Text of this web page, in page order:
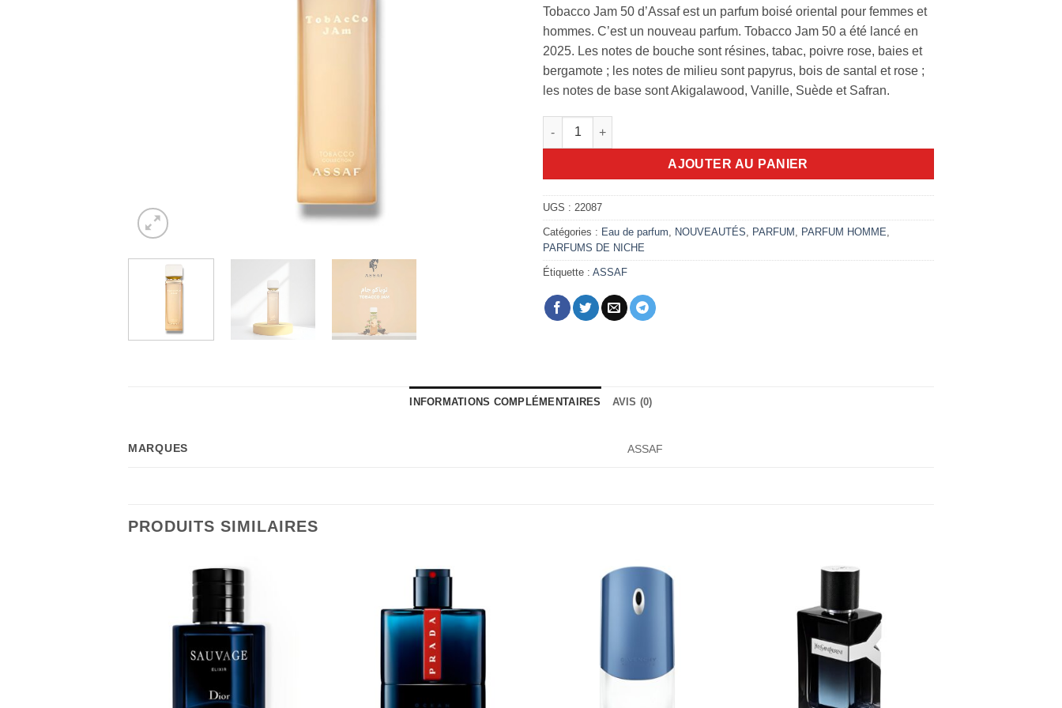
Tobacco Jam 50 d’Assaf est un parfum boisé oriental pour femmes et
hommes. C’est un nouveau parfum. Tobacco Jam 50 a été lancé en
2025. Les notes de bouche sont résines, tabac, poivre rose, baies et
bergamote ; les notes de milieu sont papyrus, bois de santal et rose ;
les notes de base sont Akigalawood, Vanille, Suède et Safran.
quantité de Tobacco Jam 50 Assaf 100ml
AJOUTER AU PANIER
UGS : 22087
Catégories : Eau de parfum, NOUVEAUTÉS, PARFUM , PARFUM HOMME,
PARFUMS DE NICHE
Étiquette : ASSAF
INFORMATIONS COMPLÉMENTAIRES AVIS (0)
MARQUES ASSAF
PRODUITS SIMILAIRES